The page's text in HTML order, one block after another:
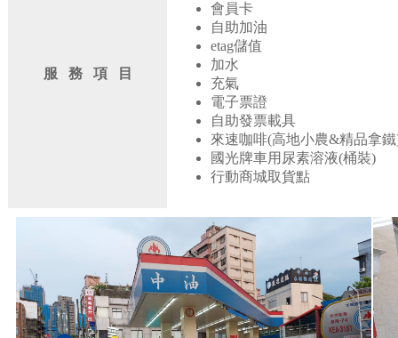
服 務 項 目
會員卡
自助加油
etag儲值
加水
充氣
電子票證
自助發票載具
來速咖啡(高地小農&精品拿
國光牌車用尿素溶液(桶裝)
行動商城取貨點